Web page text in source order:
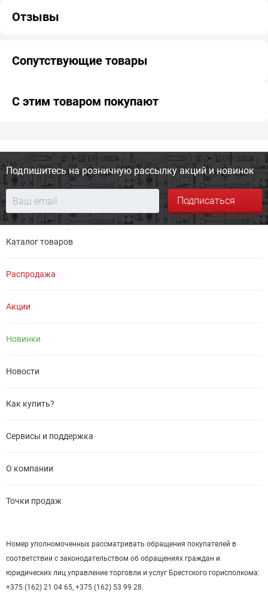
Отзывы
Сопутствующие товары
С этим товаром покупают
Подпишитесь на розничную рассылку акций и новинок
Подписаться
Каталог товаров
Распродажа
Акции
Новинки
Новости
Как купить?
Сервисы и поддержка
О компании
Точки продаж
Номер уполномоченных рассматривать обращения покупателей в
соответствии с законодательством об обращениях граждан и
юридических лиц управление торговли и услуг Брестского горисполкома:
+375 (162) 21 04 65, +375 (162) 53 99 28.